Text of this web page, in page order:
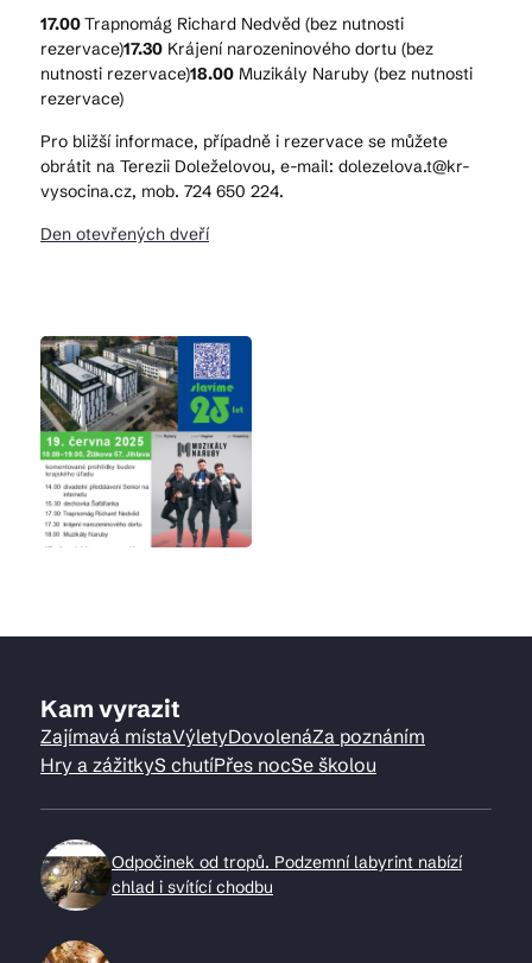
17.00Trapnomág Richard Nedvěd (bez nutnosti
rezervace)17.30 Krájení narozeninového dortu (bez
nutnosti rezervace)18.00 Muzikály Naruby (bez nutnosti
rezervace)
Pro bližší informace, případně i rezervace se můžete
obrátit na Terezii Doleželovou, e-mail: dolezelova.t@kr-
vysocina.cz, mob. 724 650 224.
Den otevřených dveří
Kam vyrazit
Zajímavá místaVýletyDovolenáZa poznáním
Hry a zážitkyS chutíPřes nocSe školou
Odpočinek od tropů. Podzemní labyrint nabízí
chlad i svítící chodbu